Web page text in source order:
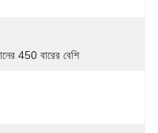
450 বারের বেশি